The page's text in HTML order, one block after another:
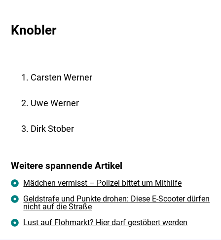
Knobler
Carsten Werner
Uwe Werner
Dirk Stober
Weitere spannende Artikel
Mädchen vermisst – Polizei bittet um Mithilfe
Geldstrafe und Punkte drohen: Diese E-Scooter dürfen
nicht auf die Straße
Lust auf Flohmarkt? Hier darf gestöbert werden